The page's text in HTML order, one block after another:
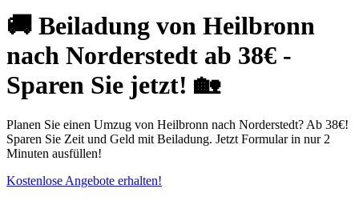
🚚 Beiladung von Heilbronn
nach Norderstedt ab 38€ -
Sparen Sie jetzt! 🏡
Planen Sie einen Umzug von Heilbronn nach Norderstedt? Ab 38€!
Sparen Sie Zeit und Geld mit Beiladung. Jetzt Formular in nur 2
Minuten ausfüllen!
Kostenlose Angebote erhalten!